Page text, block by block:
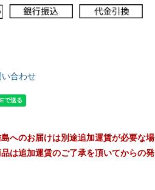
合わせ
へのお届けは別途追加運賃が必要な場
は追加運賃のご了承を頂いてからの発